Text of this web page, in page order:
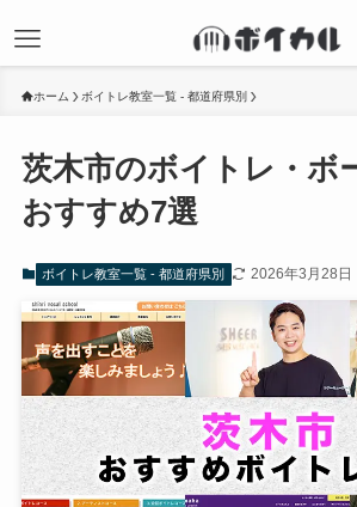
ホーム ボイトレ教室一覧 - 都道府県別
茨木市のボイトレ・ボ
おすすめ7選
ボイトレ教室一覧 - 都道府県別 2026年3月28日